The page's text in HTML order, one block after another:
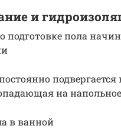
и
подготовке пола
на
в ванной